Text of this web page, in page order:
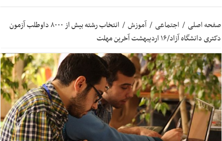
صفحه اصلی / اجتماعی / آموزش /
انتخاب رشته بیش از ۸۰۰۰ داوطلب آزمون
دکتری دانشگاه آزاد/۱۶ اردیبهشت آخرین مهلت